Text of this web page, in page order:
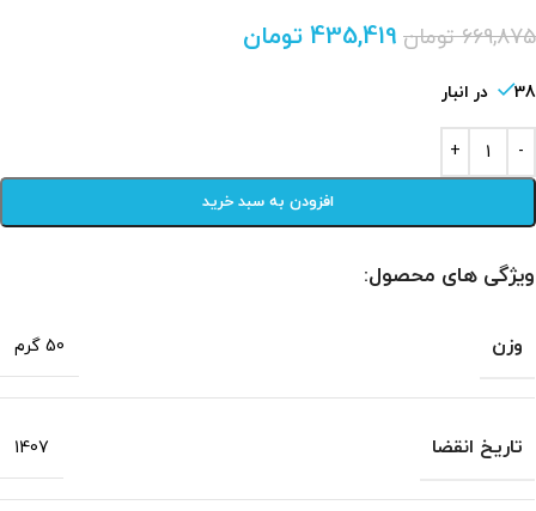
669,875 تومان 435,419 تومان
38 در انبار
افزودن به سبد خرید
ویژگی های محصول:
وزن 50 گرم
تاریخ انقضا 1407